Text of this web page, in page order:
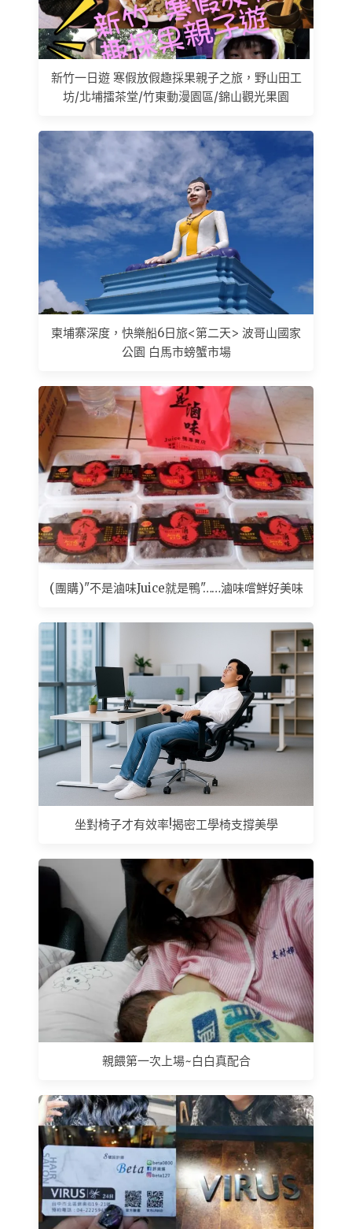
新竹一日遊 寒假放假趣採果親子之旅，野山田工
坊/北埔擂茶堂/竹東動漫園區/錦山觀光果園
柬埔寨深度，快樂船6日旅<第二天> 波哥山國家
公園 白馬市螃蟹市場
(團購)"不是滷味Juice就是鴨"……滷味嚐鮮好美味
坐對椅子才有效率!揭密工學椅支撐美學
親餵第一次上場~白白真配合